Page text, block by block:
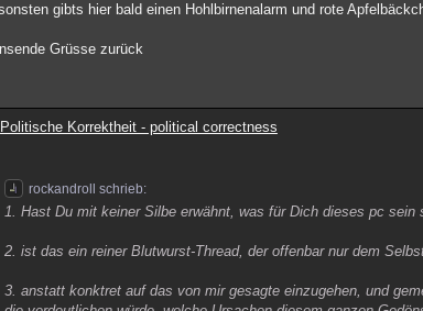
gibts hier bald einen Hohlbirnenalarm und rote
Grüsse zurück
Politische Korrektheit - political correctness
rockandroll schrieb:
1. Hast Du mit keiner Silbe erwähnt, was für Dich dieses pc sein
2. ist das ein reiner Blutwurst-Thread, der offenbar nur dem
3. anstatt konktret auf das von mir gesagte einzugehen, und